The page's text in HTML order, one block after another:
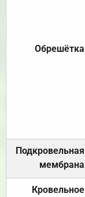
Обрешётка
Подкровельная
мембрана
Кровельное